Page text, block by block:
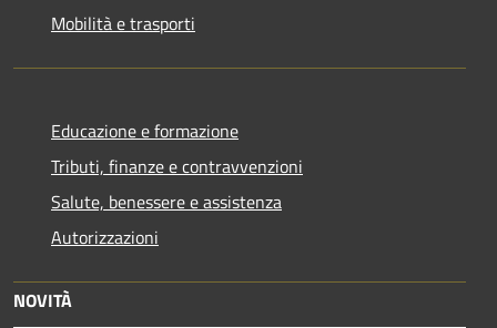
Mobilità e trasporti
Educazione e formazione
Tributi, finanze e contravvenzioni
Salute, benessere e assistenza
Autorizzazioni
NOVITÀ